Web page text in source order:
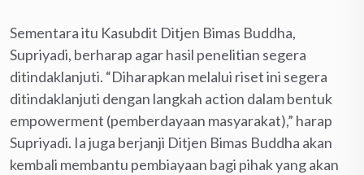
Sementara itu Kasubdit Ditjen Bimas Buddha,
Supriyadi, berharap agar hasil penelitian segera
ditindaklanjuti. “Diharapkan melalui riset ini segera
ditindaklanjuti dengan langkah action dalam bentuk
empowerment (pemberdayaan masyarakat),” harap
Supriyadi. Ia juga berjanji Ditjen Bimas Buddha akan
kembali membantu pembiayaan bagi pihak yang akan